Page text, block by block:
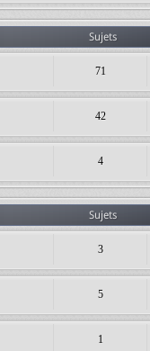
Sujets
71
42
4
Sujets
3
5
1